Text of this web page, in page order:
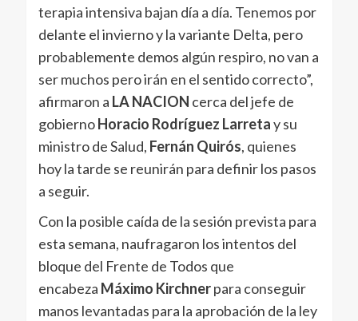
terapia intensiva bajan día a día. Tenemos por
delante el invierno y la variante Delta, pero
probablemente demos algún respiro, no van a
ser muchos pero irán en el sentido correcto”,
afirmaron a LA NACION cerca del jefe de
gobiernoHoracio Rodríguez Larretay su
ministro de Salud, Fernán Quirós, quienes
hoy la tarde se reunirán para definir los pasos
a seguir.
Con la posible caída de la sesión prevista para
esta semana, naufragaron los intentos del
bloque del Frente de Todos que
encabeza Máximo Kirchnerpara conseguir
manos levantadas para la aprobación de la ley